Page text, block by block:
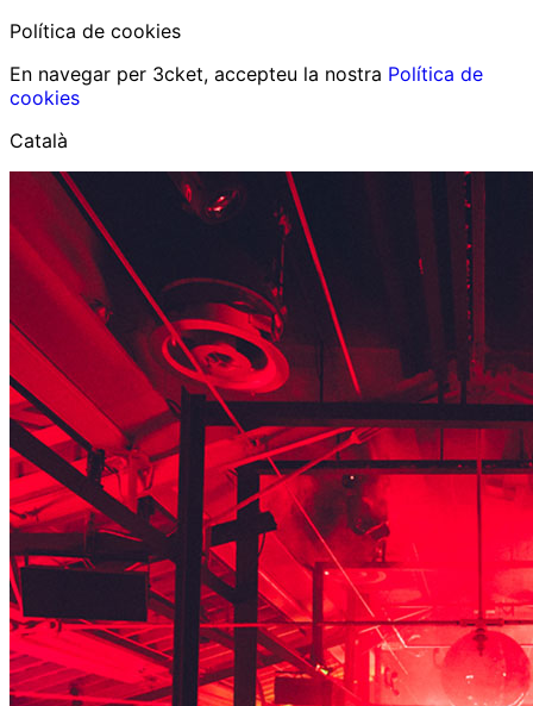
Política de cookies
En navegar per 3cket, accepteu la nostra Política de
cookies
Català